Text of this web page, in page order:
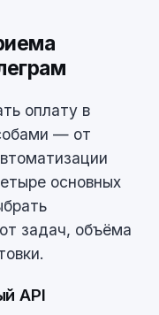
оплату в
— от
основных
задач, объёма
API